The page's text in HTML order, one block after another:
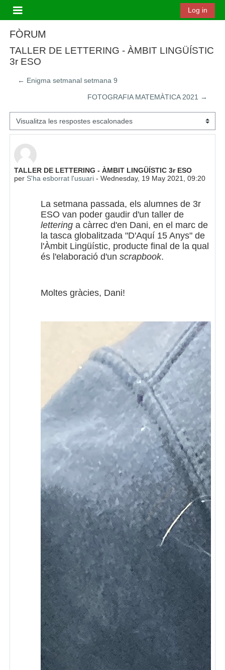
Panell lateral
Log in
FÒRUM
TALLER DE LETTERING - ÀMBIT LINGÜÍSTIC
3r ESO
← Enigma setmanal setmana 9
FOTOGRAFIA MATEMÀTICA 2021 →
Mode de visualització
TALLER DE LETTERING - ÀMBIT LINGÜÍSTIC 3r ESO
per S'ha esborrat l'usuari -Wednesday, 19 May 2021, 09:20
Nombre de respostes: 0
La setmana passada, els alumnes de 3r
ESO van poder gaudir d'un taller de
letteringa càrrec d'en Dani, en el marc de
la tasca globalitzada "D'Aquí 15 Anys" de
l'Àmbit Lingüístic, producte final de la qual
és l'elaboració d'un scrapbook.
Moltes gràcies, Dani!